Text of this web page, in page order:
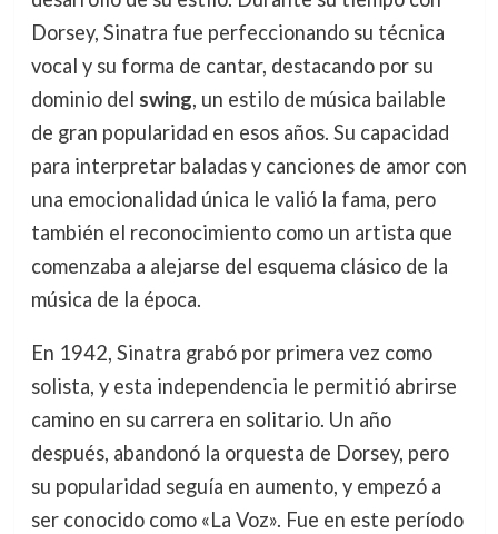
Dorsey, Sinatra fue perfeccionando su técnica
vocal y su forma de cantar, destacando por su
dominio del swing, un estilo de música bailable
de gran popularidad en esos años. Su capacidad
para interpretar baladas y canciones de amor con
una emocionalidad única le valió la fama, pero
también el reconocimiento como un artista que
comenzaba a alejarse del esquema clásico de la
música de la época.
En 1942, Sinatra grabó por primera vez como
solista, y esta independencia le permitió abrirse
camino en su carrera en solitario. Un año
después, abandonó la orquesta de Dorsey, pero
su popularidad seguía en aumento, y empezó a
ser conocido como «La Voz». Fue en este período